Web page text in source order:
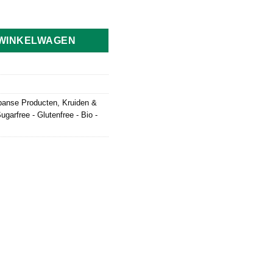
Producten, Kruiden &
- Glutenfree - Bio -